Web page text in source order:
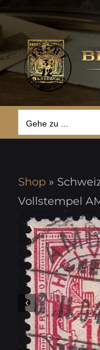
Zum
Inhalt
springen
Gehe zu ...
Gehe zu ...
Shop »
Vollstempel